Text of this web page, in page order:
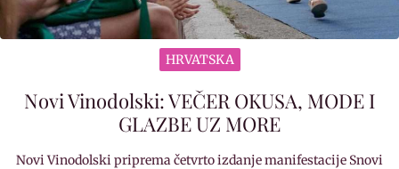
HRVATSKA
Novi Vinodolski: VEČER OKUSA, MODE I
GLAZBE UZ MORE
Novi Vinodolski priprema četvrto izdanje manifestacije Snovi